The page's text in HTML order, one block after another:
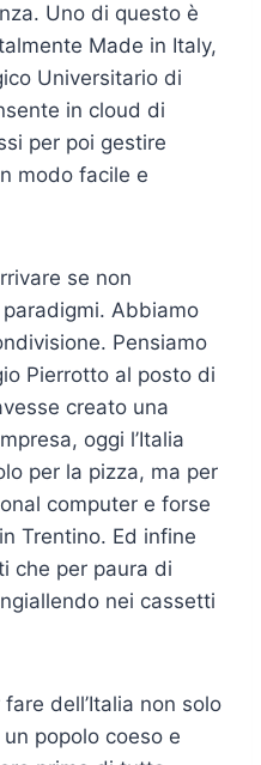
Uno di questo è
Made in Italy,
Universitario di
in cloud di
per poi gestire
modo facile e
se non
Abbiamo
Pensiamo
Pierrotto al posto di
creato una
oggi l’Italia
per la pizza, ma per
computer e forse
Trentino. Ed infine
che per paura di
nei cassetti
dell’Italia non solo
popolo coeso e